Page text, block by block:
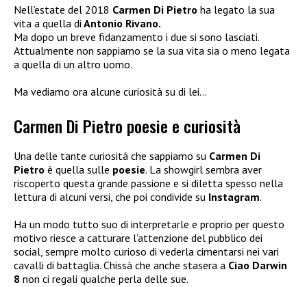
Nell’estate del 2018 Carmen Di Pietro ha legato la sua
vita a quella di Antonio Rivano.
Ma dopo un breve fidanzamento i due si sono lasciati.
Attualmente non sappiamo se la sua vita sia o meno legata
a quella di un altro uomo.
Ma vediamo ora alcune curiosità su di lei…
Carmen Di Pietro poesie e curiosità
Una delle tante curiosità che sappiamo su Carmen Di
Pietro è quella sulle poesie. La showgirl sembra aver
riscoperto questa grande passione e si diletta spesso nella
lettura di alcuni versi, che poi condivide su Instagram.
Ha un modo tutto suo di interpretarle e proprio per questo
motivo riesce a catturare l’attenzione del pubblico dei
social, sempre molto curioso di vederla cimentarsi nei vari
cavalli di battaglia. Chissà che anche stasera a Ciao Darwin
8 non ci regali qualche perla delle sue.